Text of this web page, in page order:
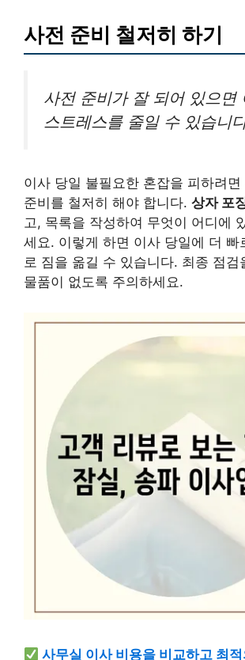
사전 준비 철저히 하기
사전 준비가 잘 되어 있으면
스트레스를 줄일 수 있습니
이사 당일 불필요한 혼잡을 피하려면
준비를 철저히 해야 합니다. 상자 포
고, 목록을 작성하여 무엇이 어디에
세요. 이렇게 하면 이사 당일에 더 빠
로 짐을 옮길 수 있습니다. 최종 점검
물품이 없도록 주의하세요.
사무실 이사 비용을 비교하고 최